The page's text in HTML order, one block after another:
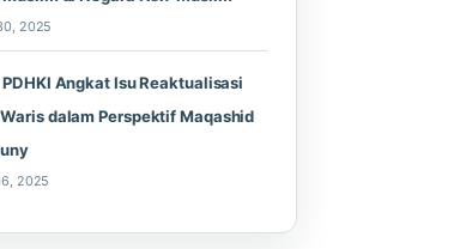
2025
Angkat Isu Reaktualisasi
dalam Perspektif Maqashid
2025